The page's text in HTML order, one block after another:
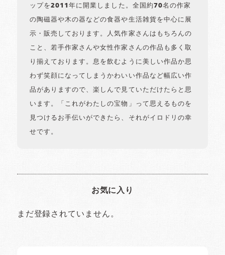
ップを2011年に開業しました。全国約70名の作家
の陶磁器や木の器などの食器や生活雑貨を中心に展
示・販売しております。人気作家さんはもちろんの
こと、若手作家さんや女性作家さんの作品も多く取
り揃えております。息を飲むように美しい作品か思
わず笑顔になってしまうかわいい作品など幅広い作
品がありますので、楽しんで見ていただけたらと思
います。「これがわたしの宝物」って思えるものを
見つけるお手伝いができたら、それがイロドリの幸
せです。
お気に入り
まだ登録されていません。